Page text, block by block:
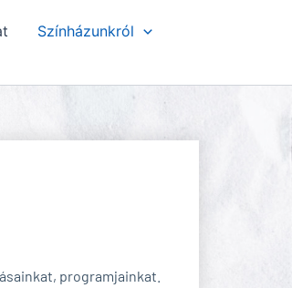
Színházunkról
programjainkat.